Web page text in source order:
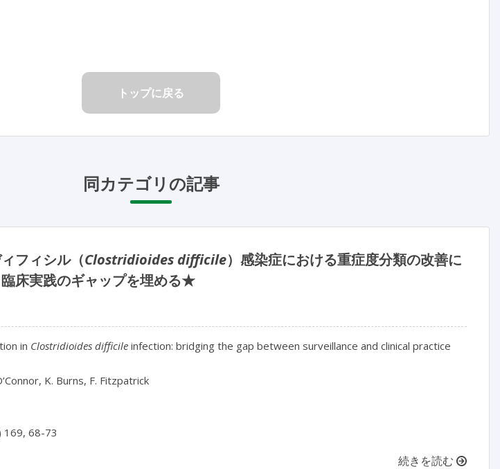
トップに戻る
同カテゴリの記事
フィシル（Clostridioides difficile）感染症における重症度分類の改善に
床実践のギャップを埋める★
in Clostridioides difficile infection: bridging the gap between surveillance and clinical practice
K. Burns, F. Fitzpatrick
169, 68-73
続きを読む